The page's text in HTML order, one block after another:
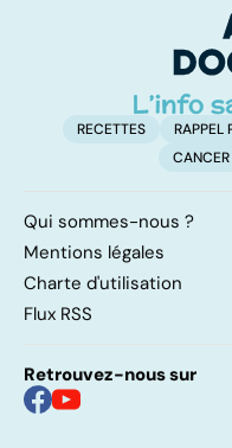
RECETTES RAPPEL
CANCER
Qui sommes-nous ?
Mentions légales
Charte d'utilisation
Flux RSS
Retrouvez-nous sur